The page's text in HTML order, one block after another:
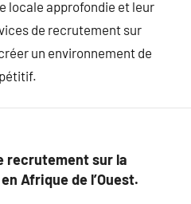
locale approfondie et leur
de recrutement sur
un environnement de
recrutement sur la
Afrique de l’Ouest.